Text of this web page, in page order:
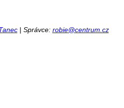
| Správce: robie@centrum.cz